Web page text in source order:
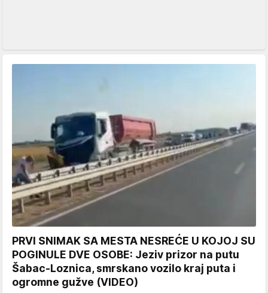
PRVI SNIMAK SA MESTA NESREĆE U KOJOJ SU
POGINULE DVE OSOBE: Jeziv prizor na putu
Šabac-Loznica, smrskano vozilo kraj puta i
ogromne gužve (VIDEO)